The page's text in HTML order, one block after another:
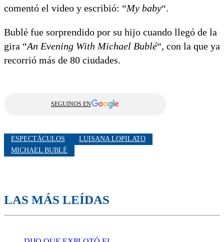
comentó el video y escribió: “My baby“.
Bublé fue sorprendido por su hijo cuando llegó de la
gira “An Evening With Michael Bublé“, con la que ya
recorrió más de 80 ciudades.
SEGUINOS EN
ESPECTÁCULOS
LUISANA LOPILATO
MICHAEL BUBLÉ
LAS MÁS LEÍDAS